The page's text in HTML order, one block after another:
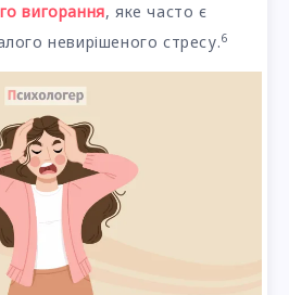
вигорання, яке часто є
невирішеного стресу.6